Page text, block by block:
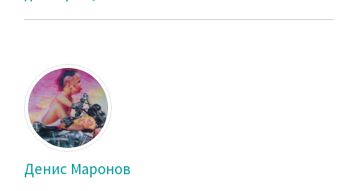
Денис Маронов